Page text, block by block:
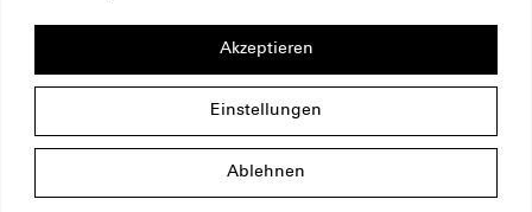
Einstellungen
Ablehnen
Akzeptieren
ERSTE Stiftung
1100 Wien
office@erstestiftung.org
Impressum
Datenschutz
Copyright